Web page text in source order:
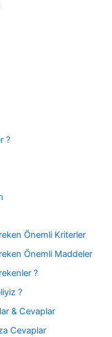
?
Önemli Kriterler
Önemli Maddeler
?
?
& Cevaplar
Cevaplar